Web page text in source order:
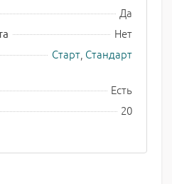
Да
Нет
Старт Стандарт
Есть
20